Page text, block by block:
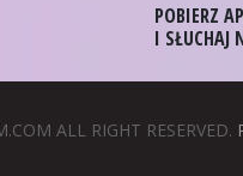
POBIERZ
I SŁUCHAJ
ALL RIGHT RESERVED.